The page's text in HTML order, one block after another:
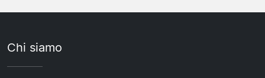
Chi siamo